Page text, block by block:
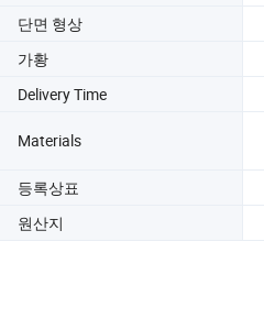
단면 형상
가황
Delivery Time
Materials
등록상표
원산지